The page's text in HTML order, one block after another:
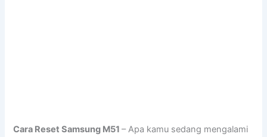
Cara Reset Samsung M51– Apa kamu sedang mengalami